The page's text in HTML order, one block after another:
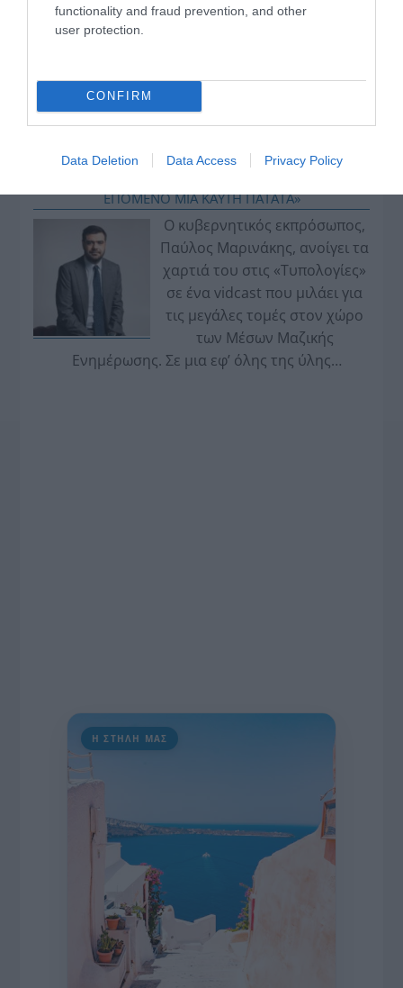
functionality and fraud prevention, and other
user protection.
CONFIRM
Data Deletion Data Access Privacy Policy
VIDCASTS
ΕΠΟΜΕΝΟ ΜΙΑ ΚΑΥΤΗ ΠΑΤΑΤΑ»
Ο κυβερνητικός εκπρόσωπος,
Παύλος Μαρινάκης, ανοίγει τα
χαρτιά του στις «Τυπολογίες»
σε ένα vidcast που μιλάει για
τις μεγάλες τομές στον χώρο
των Μέσων Μαζικής
Ενημέρωσης. Σε μια εφ’ όλης της ύλης
Η ΣΤΗΛΗ ΜΑΣ